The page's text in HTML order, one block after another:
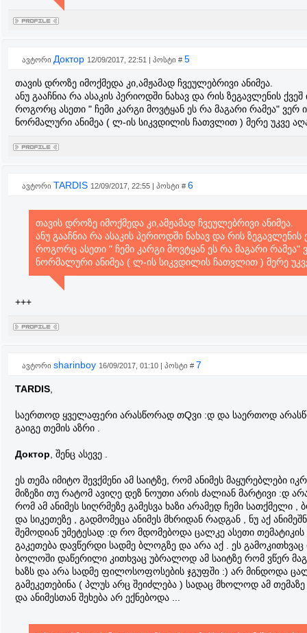
ავტორი Доктор 12/09/2017, 22:51 | პოსტი # 5
თავის დროზე იმოქმედა კი,ამჟამად ჩვეულებრივი ანიმეა.
ანუ გააჩნია რა ასაკის პერიოდში ნახავ და რის ზეგავლენის ქვეშ
როგორც ასეთი " ჩემი კარგი მოვტყან ეს რა მაგარი რამეა" ვერ
ნორმალური ანიმეა ( ლ-ის სიკვდილის ჩათვლით ) მერე უკვე
ავტორი TARDIS 12/09/2017, 22:55 | პოსტი # 6
თავის დროზე იმოქმედა კი,ამჟამად ჩვეულებრივი ანიმეა.
ანუ გააჩნია რა ასაკის პერიოდში ნახავ და რის ზეგავლენის
როგორც ასეთი " ჩემი კარგი მოვტყან ეს რა მაგარი რამეა"
ნორმალური ანიმეა ( ლ-ის სიკვდილის ჩათვლით ) მერე
+++
ავტორი sharinboy 16/09/2017, 01:10 | პოსტი # 7
TARDIS
საერთოდ ყველაფერი არასწორად თQვი :დ და საერთოდ
გაიგე თემის აზრი .
Доктор , შენც ასევე .
ეს თემა იმიტო შევქმენი ამ საიტზე, რომ ანიმეს მაყურებლები
მიზეზი თუ რატომ ავიღე დეზ ნოუთი არის ძალიან მარტივი :დ
რომ ამ ანიმეს სიღრმეზე გამესვა ხაზი არამედ ჩემი სათქმელი ,
და სიკეთეზე , გადმომეცა ანიმეს მხრიდან რადგან , ნუ აქ
შემოდიან უმეტესად :დ რო მდომებოდა ცალკე ასეთი თემატიკის
გაკეთება დავწერდი სადმე ბლოგზე და არა აქ . ეს გამოკითხვაც
ბოლოში დაწერილი კითხვაც უბრალოდ ამ საიტზე რომ ვწერ
ხაზს და არა სადმე ფილოსოფოსების ჯგუფში :) არ მინდოდა
გამეკეთებინა ( პლუს არც შეიძლება ) სადაც მხოლოდ ამ
და ანიმესთან შეხება არ ექნებოდა ...